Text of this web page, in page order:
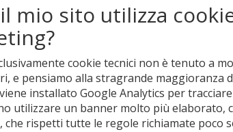
mio sito utilizza
cookie tecnici non è tenuto a
e pensiamo alla stragrande maggioranza
installato Google Analytics per
utilizzare un banner molto più elaborato,
rispetti tutte le regole richiamate poco